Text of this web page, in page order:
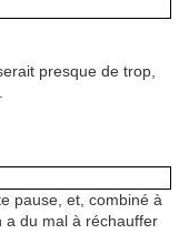
presque de trop,
pause, et, combiné à
a du mal à réchauffer